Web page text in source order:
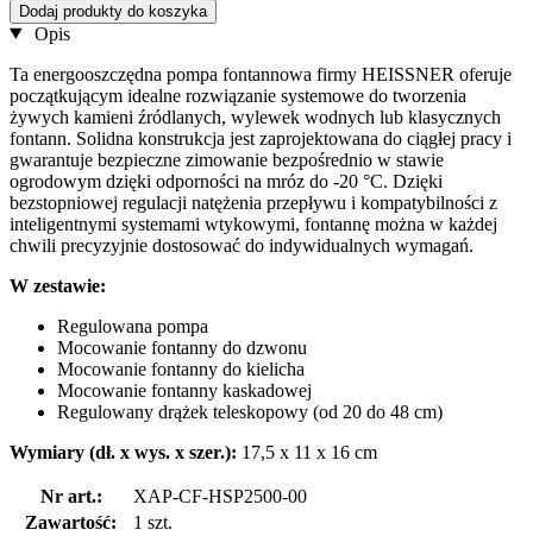
Dodaj produkty do koszyka
Opis
Ta energooszczędna pompa fontannowa firmy HEISSNER oferuje
początkującym idealne rozwiązanie systemowe do tworzenia
żywych kamieni źródlanych, wylewek wodnych lub klasycznych
fontann. Solidna konstrukcja jest zaprojektowana do ciągłej pracy i
gwarantuje bezpieczne zimowanie bezpośrednio w stawie
ogrodowym dzięki odporności na mróz do -20 °C. Dzięki
bezstopniowej regulacji natężenia przepływu i kompatybilności z
inteligentnymi systemami wtykowymi, fontannę można w każdej
chwili precyzyjnie dostosować do indywidualnych wymagań.
W zestawie:
Regulowana pompa
Mocowanie fontanny do dzwonu
Mocowanie fontanny do kielicha
Mocowanie fontanny kaskadowej
Regulowany drążek teleskopowy (od 20 do 48 cm)
Wymiary (dł. x wys. x szer.): 17,5 x 11 x 16 cm
Nr art.:
XAP-CF-HSP2500-00
Zawartość:
1 szt.